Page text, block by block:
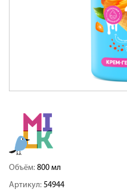
Объём: 800 мл
Артикул: 54944